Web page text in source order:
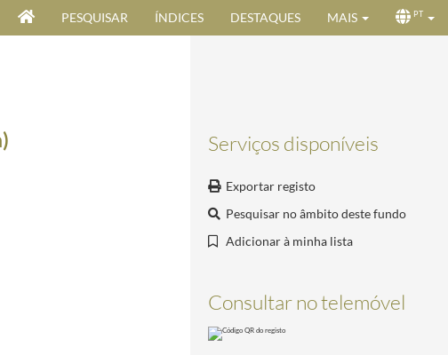
PESQUISAR ÍNDICES DESTAQUES MAIS PT
Superior Técnico)
Serviços disponíveis
Exportar registo
Pesquisar no âmbito deste fundo
Adicionar à minha lista
Consultar no telemóvel